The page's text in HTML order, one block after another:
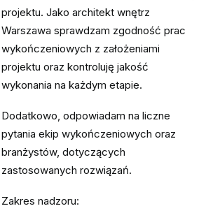
projektu. Jako architekt wnętrz
Warszawa sprawdzam zgodność prac
wykończeniowych z założeniami
projektu oraz kontroluję jakość
wykonania na każdym etapie.
Dodatkowo, odpowiadam na liczne
pytania ekip wykończeniowych oraz
branżystów, dotyczących
zastosowanych rozwiązań.
Zakres nadzoru: